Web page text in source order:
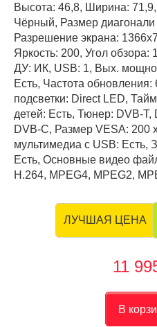
Высота: 46,8, Ширина:
Чёрный, Размер
Разрешение экрана:
Яркость: 200, Угол обзора:
ДУ: ИК, USB: 1, Вых.
Есть, Частота
подсветки: Direct LED,
детей: Есть, Тюнер: DVB-
DVB-C, Размер VESA: 200
мультимедиа с USB: Есть,
Есть, Основные видео
H.264, MPEG4, MPEG2,
ЛУЧШАЯ ЦЕНА
11
В